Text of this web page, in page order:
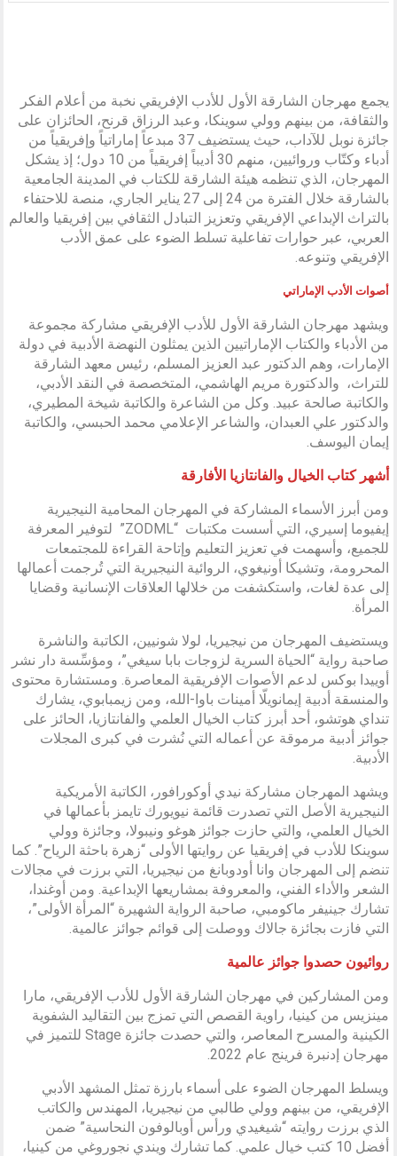
يجمع مهرجان الشارقة الأول للأدب الإفريقي نخبة من أعلام الفكر
والثقافة، من بينهم وولي سوينكا، وعبد الرزاق قرنح، الحائزان على
جائزة نوبل للآداب، حيث يستضيف 37 مبدعاً إماراتياً وإفريقياً من
أدباء وكتّاب وروائيين، منهم 30 أديباً إفريقياً من 10 دول؛ إذ يشكل
المهرجان، الذي تنظمه هيئة الشارقة للكتاب في المدينة الجامعية
بالشارقة خلال الفترة من 24 إلى 27 يناير الجاري، منصة للاحتفاء
بالتراث الإبداعي الإفريقي وتعزيز التبادل الثقافي بين إفريقيا والعالم
العربي، عبر حوارات تفاعلية تسلط الضوء على عمق الأدب
الإفريقي وتنوعه.
أصوات الأدب الإماراتي
ويشهد مهرجان الشارقة الأول للأدب الإفريقي مشاركة مجموعة
من الأدباء والكتاب الإماراتيين الذين يمثلون النهضة الأدبية في دولة
الإمارات، وهم الدكتور عبد العزيز المسلم، رئيس معهد الشارقة
للتراث، والدكتورة مريم الهاشمي، المتخصصة في النقد الأدبي،
والكاتبة صالحة عبيد. وكل من الشاعرة والكاتبة شيخة المطيري،
والدكتور علي العبدان، والشاعر الإعلامي محمد الحبسي، والكاتبة
إيمان اليوسف.
أشهر كتاب الخيال والفانتازيا الأفارقة
ومن أبرز الأسماء المشاركة في المهرجان المحامية النيجيرية
إيفيوما إسيري، التي أسست مكتبات “ZODML” لتوفير المعرفة
للجميع، وأسهمت في تعزيز التعليم وإتاحة القراءة للمجتمعات
المحرومة، وتشيكا أونيغوي، الروائية النيجيرية التي تُرجمت أعمالها
إلى عدة لغات، واستكشفت من خلالها العلاقات الإنسانية وقضايا
المرأة.
ويستضيف المهرجان من نيجيريا، لولا شونيين، الكاتبة والناشرة
صاحبة رواية “الحياة السرية لزوجات بابا سيغي”، ومؤسِّسة دار نشر
أوييدا بوكس لدعم الأصوات الإفريقية المعاصرة. ومستشارة محتوى
والمنسقة أدبية إيمانويلّا أمينات باوا-الله، ومن زيمبابوي، يشارك
تنداي هوتشو، أحد أبرز كتاب الخيال العلمي والفانتازيا، الحائز على
جوائز أدبية مرموقة عن أعماله التي نُشرت في كبرى المجلات
الأدبية.
ويشهد المهرجان مشاركة نيدي أوكورافور، الكاتبة الأمريكية
النيجيرية الأصل التي تصدرت قائمة نيويورك تايمز بأعمالها في
الخيال العلمي، والتي حازت جوائز هوغو ونيبولا، وجائزة وولي
سوينكا للأدب في إفريقيا عن روايتها الأولى “زهرة باحثة الرياح”. كما
تنضم إلى المهرجان وانا أودوبانغ من نيجيريا، التي برزت في مجالات
الشعر والأداء الفني، والمعروفة بمشاريعها الإبداعية. ومن أوغندا،
تشارك جينيفر ماكومبي، صاحبة الرواية الشهيرة “المرأة الأولى”،
التي فازت بجائزة جالاك ووصلت إلى قوائم جوائز عالمية.
روائيون حصدوا جوائز عالمية
ومن المشاركين في مهرجان الشارقة الأول للأدب الإفريقي، مارا
مينزيس من كينيا، راوية القصص التي تمزج بين التقاليد الشفوية
الكينية والمسرح المعاصر، والتي حصدت جائزة Stage للتميز في
مهرجان إدنبرة فرينج عام 2022.
ويسلط المهرجان الضوء على أسماء بارزة تمثل المشهد الأدبي
الإفريقي، من بينهم وولي طالبي من نيجيريا، المهندس والكاتب
الذي برزت روايته “شيغيدي ورأس أوبالوفون النحاسية” ضمن
أفضل 10 كتب خيال علمي. كما تشارك ويندي نجوروغي من كينيا،